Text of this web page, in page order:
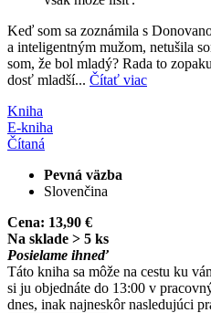
Keď som sa zoznámila s
a inteligentným mužom, netušila
som, že bol mladý? Rada to
dosť mladší... Čítať viac
Kniha
E-kniha
Čítaná
Pevná väzba
Slovenčina
Cena: 13,90 €
Na sklade > 5 ks
Posielame ihneď
Táto kniha sa môže na cestu ku
si ju objednáte do 13:00 v
dnes, inak najneskôr nasledujúci